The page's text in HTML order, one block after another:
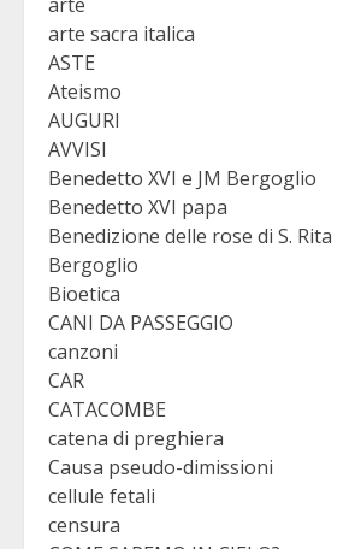
arte sacra italica
ASTE
Ateismo
AUGURI
AVVISI
Benedetto XVI e JM Bergoglio
Benedetto XVI papa
Benedizione delle rose di S. Rita
Bergoglio
Bioetica
CANI DA PASSEGGIO
canzoni
CAR
CATACOMBE
catena di preghiera
Causa pseudo-dimissioni
cellule fetali
censura